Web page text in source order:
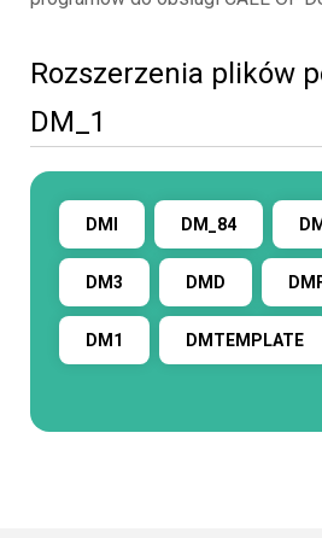
Rozszerzenia plików
DM_1
DMI DM_84 DM
DM3 DMD
DM1 DMTEMPLATE